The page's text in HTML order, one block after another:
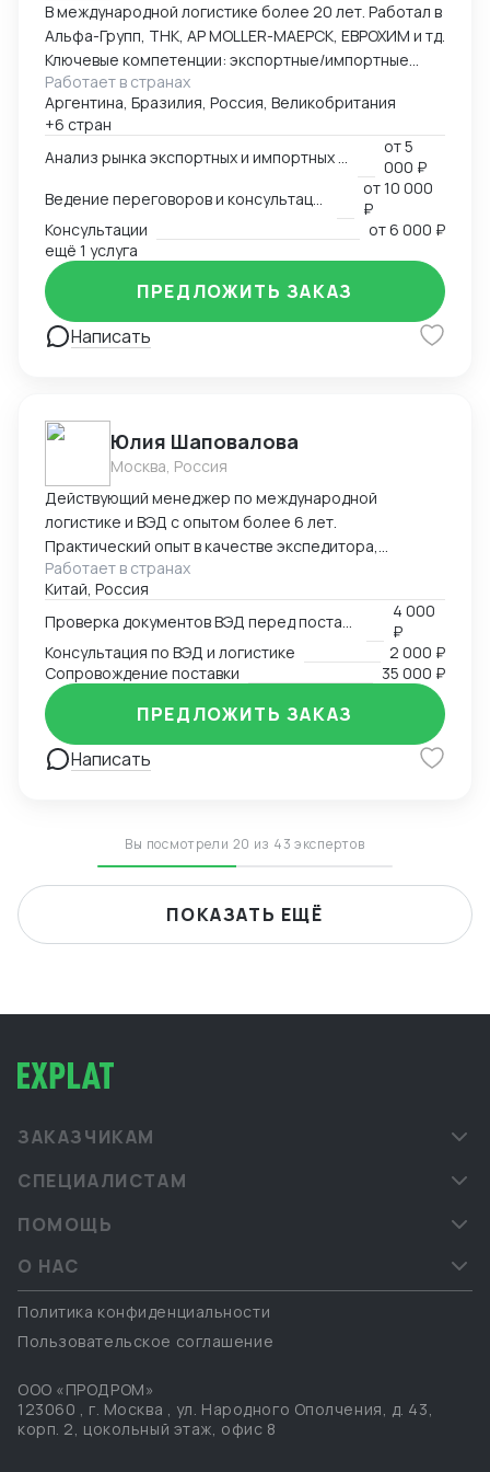
В международной логистике более 20 лет. Работал в
Альфа-Групп, ТНК, АР MOLLER-МАЕРСК, ЕВРОХИМ и тд.
Ключевые компетенции: экспортные/импортные
контейнерные перевозки, перевозки наливных и
сыпучих грузов (в т.ч. морские - судовыми партиями),
перевозки негабаритных и сверхгабаритных грузов,
рефрижераторных грузов
Работает в странах
Аргентина, Бразилия, Россия, Великобритания
+6 стран
от5
000 ₽
от10 000
₽
Консультации
от6 000 ₽
ещё 1 услуга
Написать
ПРЕДЛОЖИТЬ ЗАКАЗ
Юлия Шаповалова
Москва, Россия
Действующий менеджер по международной
логистике и ВЭД с опытом более 6 лет.
Практический опыт в качестве экспедитора,
менеджера ВЭД в компании-импортере. Помогу с
консультацией по перевозкам генеральных и
сборных грузов из Китая разными видами
транспорта (море, жд, авто, авиа), проверю и
подготовлю товаросопроводительные документы на
наличие ошибок, контракты с отправителем, а также
все необходимые дополнительные соглашения к
ним, консультация в подборе кодов ТН ВЭД,
расчетам пошлин и таможенных платежей при
Работает в странах
Китай, Россия
4 000
₽
Консультация по ВЭД и логистике
2 000 ₽
Сопровождение поставки
35 000 ₽
Написать
ПРЕДЛОЖИТЬ ЗАКАЗ
Вы посмотрели 20 из 43 экспертов
ПОКАЗАТЬ ЕЩЁ
ЗАКАЗЧИКАМ
СПЕЦИАЛИСТАМ
ПОМОЩЬ
О НАС
Политика конфиденциальности
Пользовательское соглашение
ООО «ПРОДРОМ»
123060 , г. Москва , ул. Народного Ополчения, д. 43,
корп. 2, цокольный этаж, офис 8